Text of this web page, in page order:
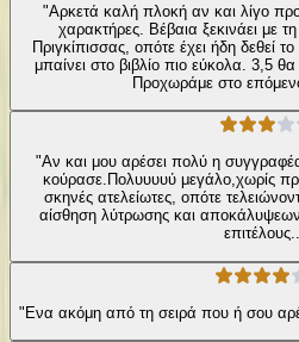
"Αρκετά καλή πλοκή αν και λίγο
χαρακτήρες. Βέβαια ξεκινάει με
Πριγκίπισσας, οπότε έχει ήδη δεθεί
μπαίνει στο βιβλίο πιο εύκολα. 3,5
Προχωράμε στο
"Αν και μου αρέσει πολύ η
κούρασε.Πολυυυυύ μεγάλο,χωρίς
σκηνές ατελείωτες, οπότε
αίσθηση λύτρωσης και
"Ενα ακόμη από τη σειρά που ή σου